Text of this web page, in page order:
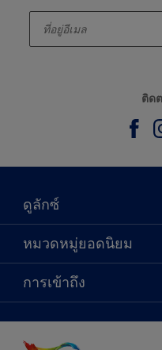
ติด
ดูลักซ์
เกี่ยวกับดูลักซ์
ติดต่อเรา
ค้นหาร้านค้า
หมวดหมู่ยอดนิยม
ผลิตภัณฑ์
ไอเดียการตกแต่ง
การเข้าถึง